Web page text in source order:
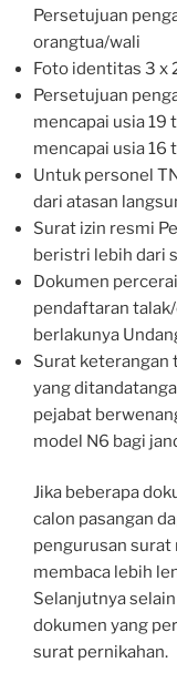
Persetujuan
orangtua/wali
Foto identitas 3 x
Persetujuan
mencapai usia 19
mencapai usia 16
Untuk personel
dari atasan
Surat izin resmi
beristri lebih dari
Dokumen
pendaftaran
berlakunya
Surat keterangan
yang
pejabat
model N6 bagi
Jika beberapa
calon pasangan
pengurusan surat
membaca lebih
Selanjutnya
dokumen yang
surat pernikahan.